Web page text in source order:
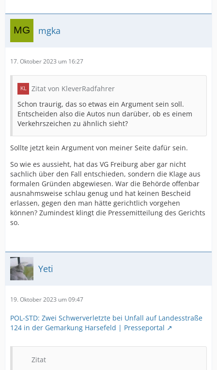
mgka
17. Oktober 2023 um 16:27
Zitat von KleverRadfahrer
Schon traurig, das so etwas ein Argument sein soll.
Entscheiden also die Autos nun darüber, ob es einem
Verkehrszeichen zu ähnlich sieht?
Sollte jetzt kein Argument von meiner Seite dafür sein.
So wie es aussieht, hat das VG Freiburg aber gar nicht
sachlich über den Fall entschieden, sondern die Klage aus
formalen Gründen abgewiesen. War die Behörde offenbar
ausnahmsweise schlau genug und hat keinen Bescheid
erlassen, gegen den man hätte gerichtlich vorgehen
können? Zumindest klingt die Pressemitteilung des Gerichts
so.
Yeti
19. Oktober 2023 um 09:47
POL-STD: Zwei Schwerverletzte bei Unfall auf Landesstraße
124 in der Gemarkung Harsefeld | Presseportal
Zitat